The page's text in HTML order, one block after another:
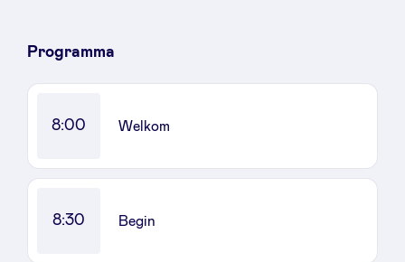
Programma
8:00 Welkom
8:30 Begin